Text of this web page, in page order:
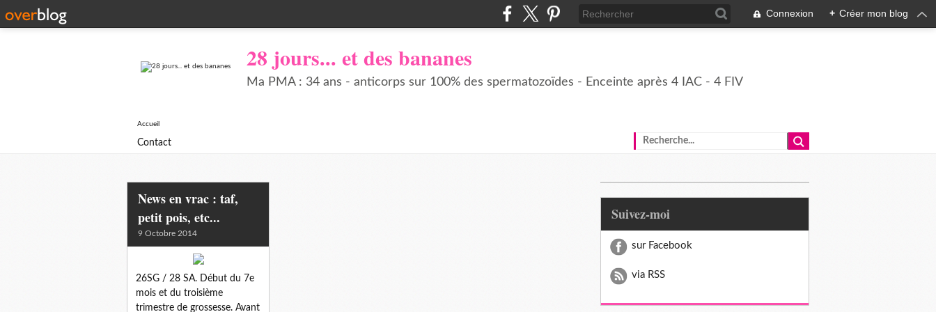
Connexion + Créer mon blog
28 jours... et des bananes
Ma PMA : 34 ans - anticorps sur 100% des spermatozoïdes - Enceinte après 4 IAC - 4 FIV
Accueil
Contact
News en vrac : taf,
petit pois, etc...
9 Octobre 2014
26SG / 28 SA. Début du 7e
mois et du troisième
trimestre de grossesse. Avant
Suivez-moi
sur Facebook
via RSS